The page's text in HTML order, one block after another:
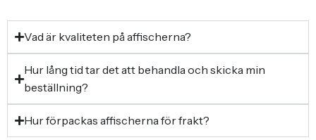
Vad är kvaliteten på affischerna?
Hur lång tid tar det att behandla och skicka min
beställning?
Hur förpackas affischerna för frakt?